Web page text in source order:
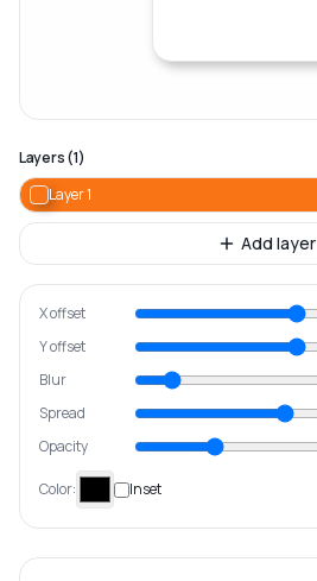
Layers(1)
Layer1
Add layer
X offset
Y offset
Blur
Spread
Opacity
Color: Inset